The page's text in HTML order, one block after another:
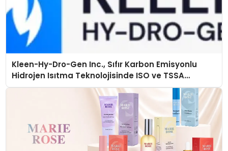
Kleen-Hy-Dro-Gen Inc., Sıfır Karbon Emisyonlu
Hidrojen Isıtma Teknolojisinde ISO ve TSSA
Düzenleyici Onaylarını Aldı